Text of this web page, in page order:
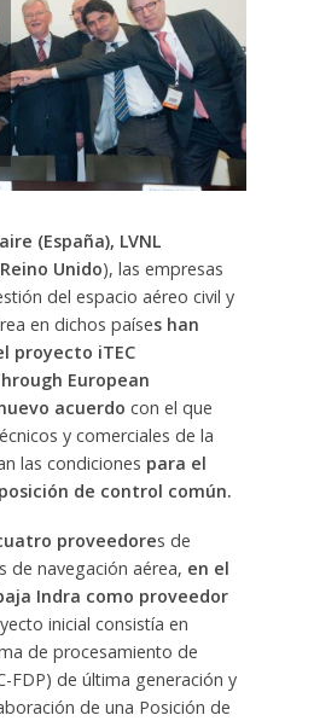
(España), LVNL
Unido), las empresas
del espacio aéreo civil y
en dichos países han
proyecto iTEC
European
acuerdo con el que
y comerciales de la
las condiciones para el
de control común.
proveedores de
de navegación aérea, en el
Indra como proveedor
inicial consistía en
de procesamiento de
FDP) de última generación y
de una Posición de